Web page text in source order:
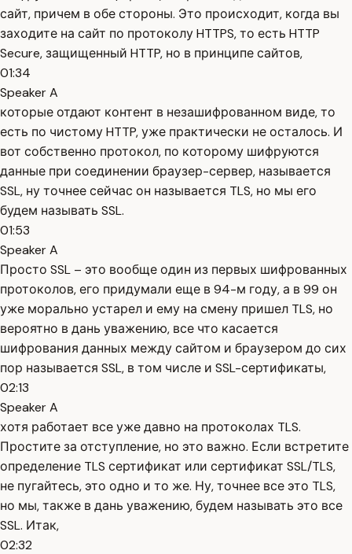
сайт, причем в обе стороны. Это происходит, когда вы
заходите на сайт по протоколу HTTPS, то есть HTTP
Secure, защищенный HTTP, но в принципе сайтов,
01:34
Speaker A
которые отдают контент в незашифрованном виде, то
есть по чистому HTTP, уже практически не осталось. И
вот собственно протокол, по которому шифруются
данные при соединении браузер-сервер, называется
SSL, ну точнее сейчас он называется TLS, но мы его
будем называть SSL.
01:53
Speaker A
Просто SSL – это вообще один из первых шифрованных
протоколов, его придумали еще в 94-м году, а в 99 он
уже морально устарел и ему на смену пришел TLS, но
вероятно в дань уважению, все что касается
шифрования данных между сайтом и браузером до сих
пор называется SSL, в том числе и SSL-сертификаты,
02:13
Speaker A
хотя работает все уже давно на протоколах TLS.
Простите за отступление, но это важно. Если встретите
определение TLS сертификат или сертификат SSL/TLS,
не пугайтесь, это одно и то же. Ну, точнее все это TLS,
но мы, также в дань уважению, будем называть это все
SSL. Итак,
02:32